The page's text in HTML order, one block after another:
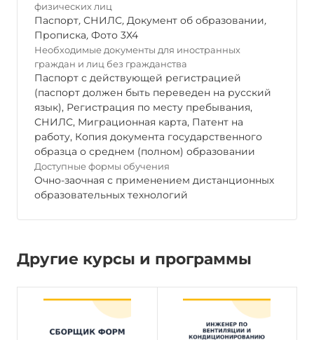
физических лиц
Паспорт, СНИЛС, Документ об образовании,
Прописка, Фото 3Х4
Необходимые документы для иностранных
граждан и лиц без гражданства
Паспорт с действующей регистрацией
(паспорт должен быть переведен на русский
язык), Регистрация по месту пребывания,
СНИЛС, Миграционная карта, Патент на
работу, Копия документа государственного
образца о среднем (полном) образовании
Доступные формы обучения
Очно-заочная с применением дистанционных
образовательных технологий
Другие курсы и программы